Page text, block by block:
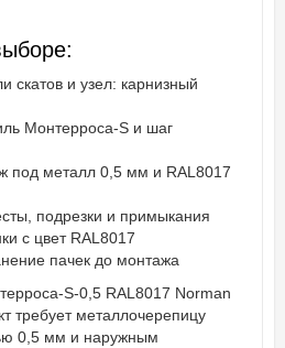
скатов и узел: карнизный
Монтерроса-S и шаг
под металл 0,5 мм и RAL8017
подрезки и примыкания
с цвет RAL8017
пачек до монтажа
S-0,5 RAL8017 Norman
требует металлочерепицу
0,5 мм и наружным